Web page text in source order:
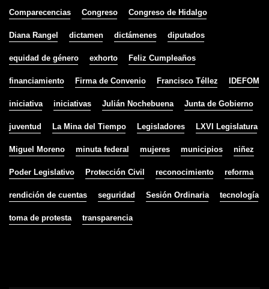
Comparecencias Congreso Congreso de Hidalgo
Diana Rangel dictamen dictámenes diputados
equidad de género exhorto Feliz Cumpleaños
financiamiento Firma de Convenio Francisco Téllez IDEFOM
iniciativa iniciativas Julián Nochebuena Junta de Gobierno
juventud La Mina del Tiempo Legisladores LXVI Legislatura
Miguel Moreno minuta federal mujeres municipios niñez
Poder Legislativo Protección Civil reconocimiento reforma
rendición de cuentas seguridad Sesión Ordinaria tecnología
toma de protesta transparencia